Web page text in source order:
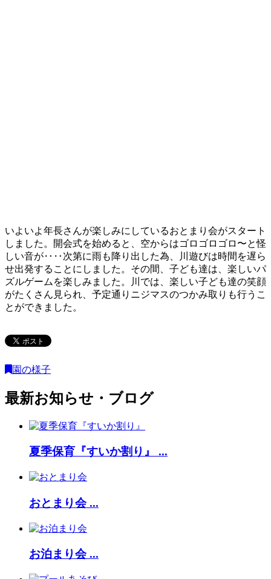
いよいよ年長さんが楽しみにしているおとまり会がスタート
しました。開会式を始めると、空からはゴロゴロゴロ〜と怪
しい音が‥‥次第に雨も降り出した為、川遊びは時間を遅ら
せ出発することにしました。その間、子ども達は、楽しいパ
ズルゲームを楽しみました。川では、楽しい子ども達の笑顔
がたくさん見られ、予定通りニジマスのつかみ取りも行うこ
とができました。
園の様子
最新お知らせ・ブログ
夏季保育『すいか割り』 ...
おとまり会 ...
お泊まり会 ...